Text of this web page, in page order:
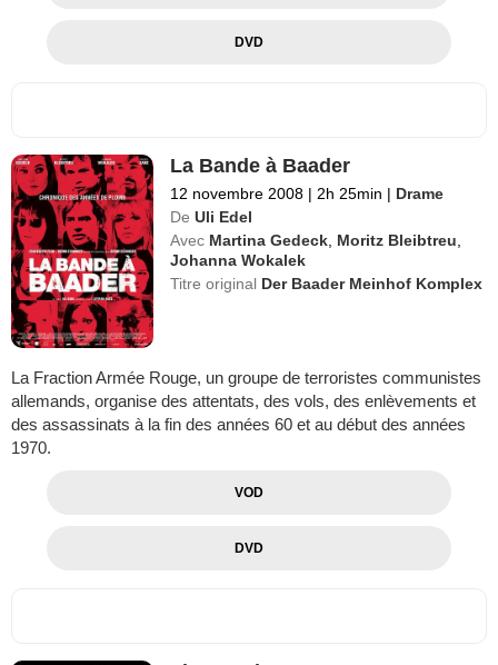
DVD
La Bande à Baader
12 novembre 2008 | 2h 25min | Drame
De Uli Edel
Avec Martina Gedeck, Moritz Bleibtreu,
Johanna Wokalek
Titre original Der Baader Meinhof Komplex
La Fraction Armée Rouge, un groupe de terroristes communistes
allemands, organise des attentats, des vols, des enlèvements et
des assassinats à la fin des années 60 et au début des années
1970.
VOD
DVD